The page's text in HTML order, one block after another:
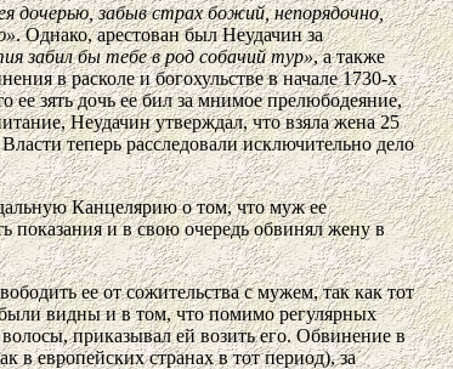
дочерью, забыв страх божий, непорядочно,
. Однако, арестован был Неудачин за
забил бы тебе в род собачий тур», а также
в расколе и богохульстве в начале 1730-х
ее зять дочь ее бил за мнимое прелюбодеяние,
Неудачин утверждал, что взяла жена 25
теперь расследовали исключительно дело
Канцелярию о том, что муж ее
показания и в свою очередь обвинял жену в
ее от сожительства с мужем, так как тот
видны и в том, что помимо регулярных
приказывал ей возить его. Обвинение в
в европейских странах в тот период), за